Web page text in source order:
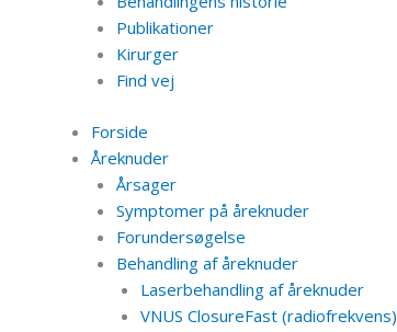
Publikationer
Kirurger
Find vej
Forside
Åreknuder
Årsager
Symptomer på åreknuder
Forundersøgelse
Behandling af åreknuder
Laserbehandling af åreknuder
VNUS ClosureFast (radiofrekvens)